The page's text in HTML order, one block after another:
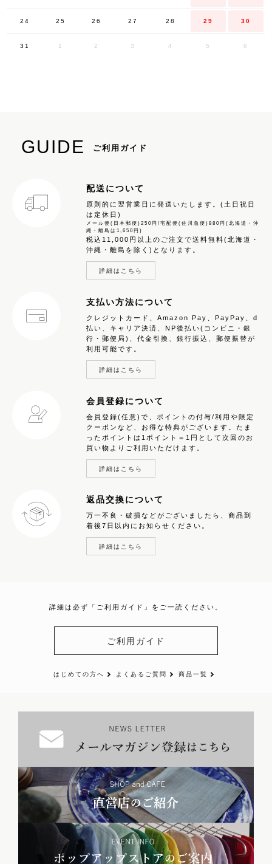
24 25 26 27 28 29 30
31 1 2 3 4 5 6
GUIDE ご利用ガイド
配送について
原則的に翌営業日に発送いたします。(土日祝日
は定休日)
メール便(日本郵便)250円/宅配便(佐川急便)880円(北海道・沖
縄・離島は1,650円)
税込11,000円以上のご注文で送料無料(北海道・
沖縄・離島を除く)となります。
詳細はこちら
支払い方法について
クレジットカード、Amazon Pay、PayPay、d
払い、キャリア決済、NP後払い(コンビニ・銀
行・郵便局)、代金引換、銀行振込、郵便振替が
利用可能です。
詳細はこちら
会員登録について
会員登録(任意)で、ポイントの付与/利用や限定
クーポンなど、お得な特典がございます。たま
ったポイントは1ポイント＝1円として次回のお
買い物よりご利用いただけます。
詳細はこちら
返品交換について
万一不良・破損などがございましたら、商品到
着後7日以内にお知らせください。
詳細はこちら
詳細は必ず「ご利用ガイド」をご一読ください。
ご利用ガイド
はじめての方へ よくあるご質問 商品一覧